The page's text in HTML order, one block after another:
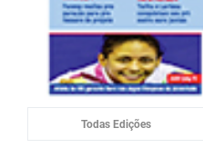
Todas Edições